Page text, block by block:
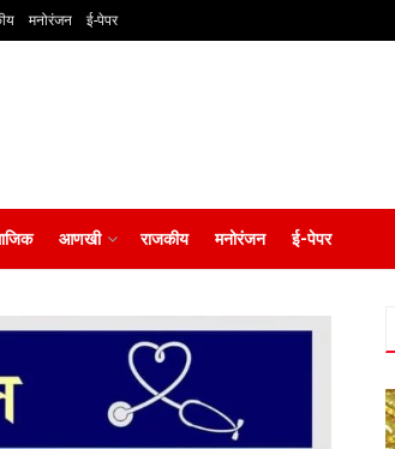
मनोरंजन ई-पेपर
आणखी राजकीय मनोरंजन ई-पेपर